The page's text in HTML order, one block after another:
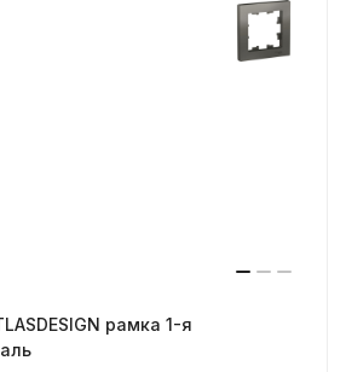
рамка 1-я